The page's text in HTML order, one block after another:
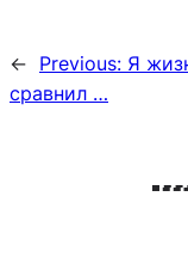
← Previous: Я
сравнил …